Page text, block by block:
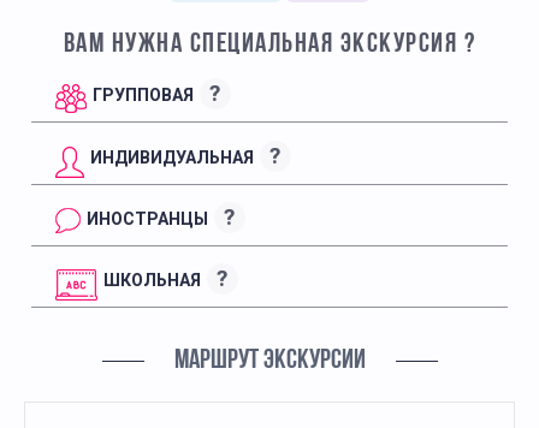
ВАМ НУЖНА СПЕЦИАЛЬНАЯ ЭКСКУРСИЯ ?
ГРУППОВАЯ ?
ИНДИВИДУАЛЬНАЯ ?
ИНОСТРАНЦЫ ?
ШКОЛЬНАЯ ?
МАРШРУТ ЭКСКУРСИИ